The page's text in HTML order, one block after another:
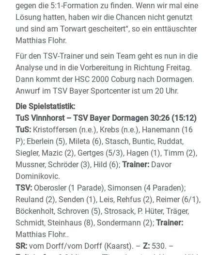
gegen die 5:1-Formation zu finden. Wenn wir mal eine
Lösung hatten, haben wir die Chancen nicht genutzt
und sind am Torwart gescheitert“, so ein enttäuschter
Matthias Flohr.
Für den TSV-Trainer und sein Team geht es nun in die
Analyse und in die Vorbereitung in Richtung Freitag.
Dann kommt der HSC 2000 Coburg nach Dormagen.
Anwurf im TSV Bayer Sportcenter ist um 20 Uhr.
Die Spielstatistik:
TuS Vinnhorst – TSV Bayer Dormagen 30:26 (15:12)
TuS: Kristoffersen (n.e.), Krebs (n.e.), Hanemann (16
P); Eberlein (5), Mileta (6), Stasch, Buntic, Ruddat,
Siegler, Mazic (2), Gertges (5/3), Hagen (1), Timm (2),
Mussner, Schröder (3), Hild (6); Trainer: Davor
Dominikovic.
TSV: Oberosler (1 Parade), Simonsen (4 Paraden);
Reuland (2), Senden (1), Leis, Rehfus (2), Reimer (6/1),
Böckenholt, Schroven (5), Strosack, P. Hüter, Träger,
Schmidt, Steinhaus (8), Sondermann (2); Trainer:
Matthias Flohr..
SR: vom Dorff/vom Dorff (Kaarst). – Z: 530. –